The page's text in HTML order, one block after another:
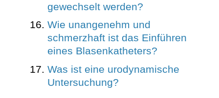
gewechselt werden?
Wie unangenehm und
schmerzhaft ist das Einführen
eines Blasenkatheters?
Was ist eine urodynamische
Untersuchung?